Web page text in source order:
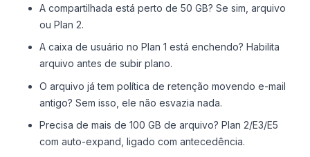
A compartilhada está perto de 50 GB? Se sim, arquivo
ou Plan 2.
A caixa de usuário no Plan 1 está enchendo? Habilita
arquivo antes de subir plano.
O arquivo já tem política de retenção movendo e-mail
antigo? Sem isso, ele não esvazia nada.
Precisa de mais de 100 GB de arquivo? Plan 2/E3/E5
com auto-expand, ligado com antecedência.